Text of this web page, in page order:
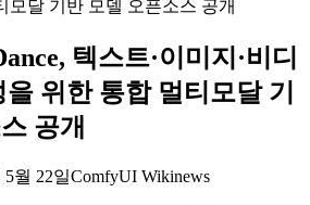
모달 기반 모델 오픈소스 공개
텍스트·이미지·비디
위한 통합 멀티모달 기
공개
월 22일ComfyUI Wikinews